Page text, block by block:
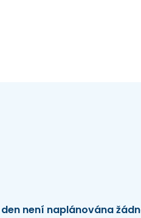
není naplánována